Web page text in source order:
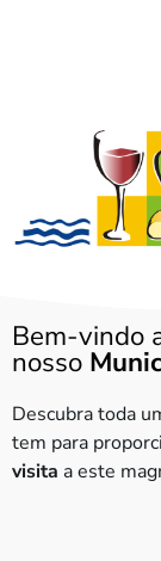
Bem-vindo
nosso
Descubra toda
tem para
visita a este